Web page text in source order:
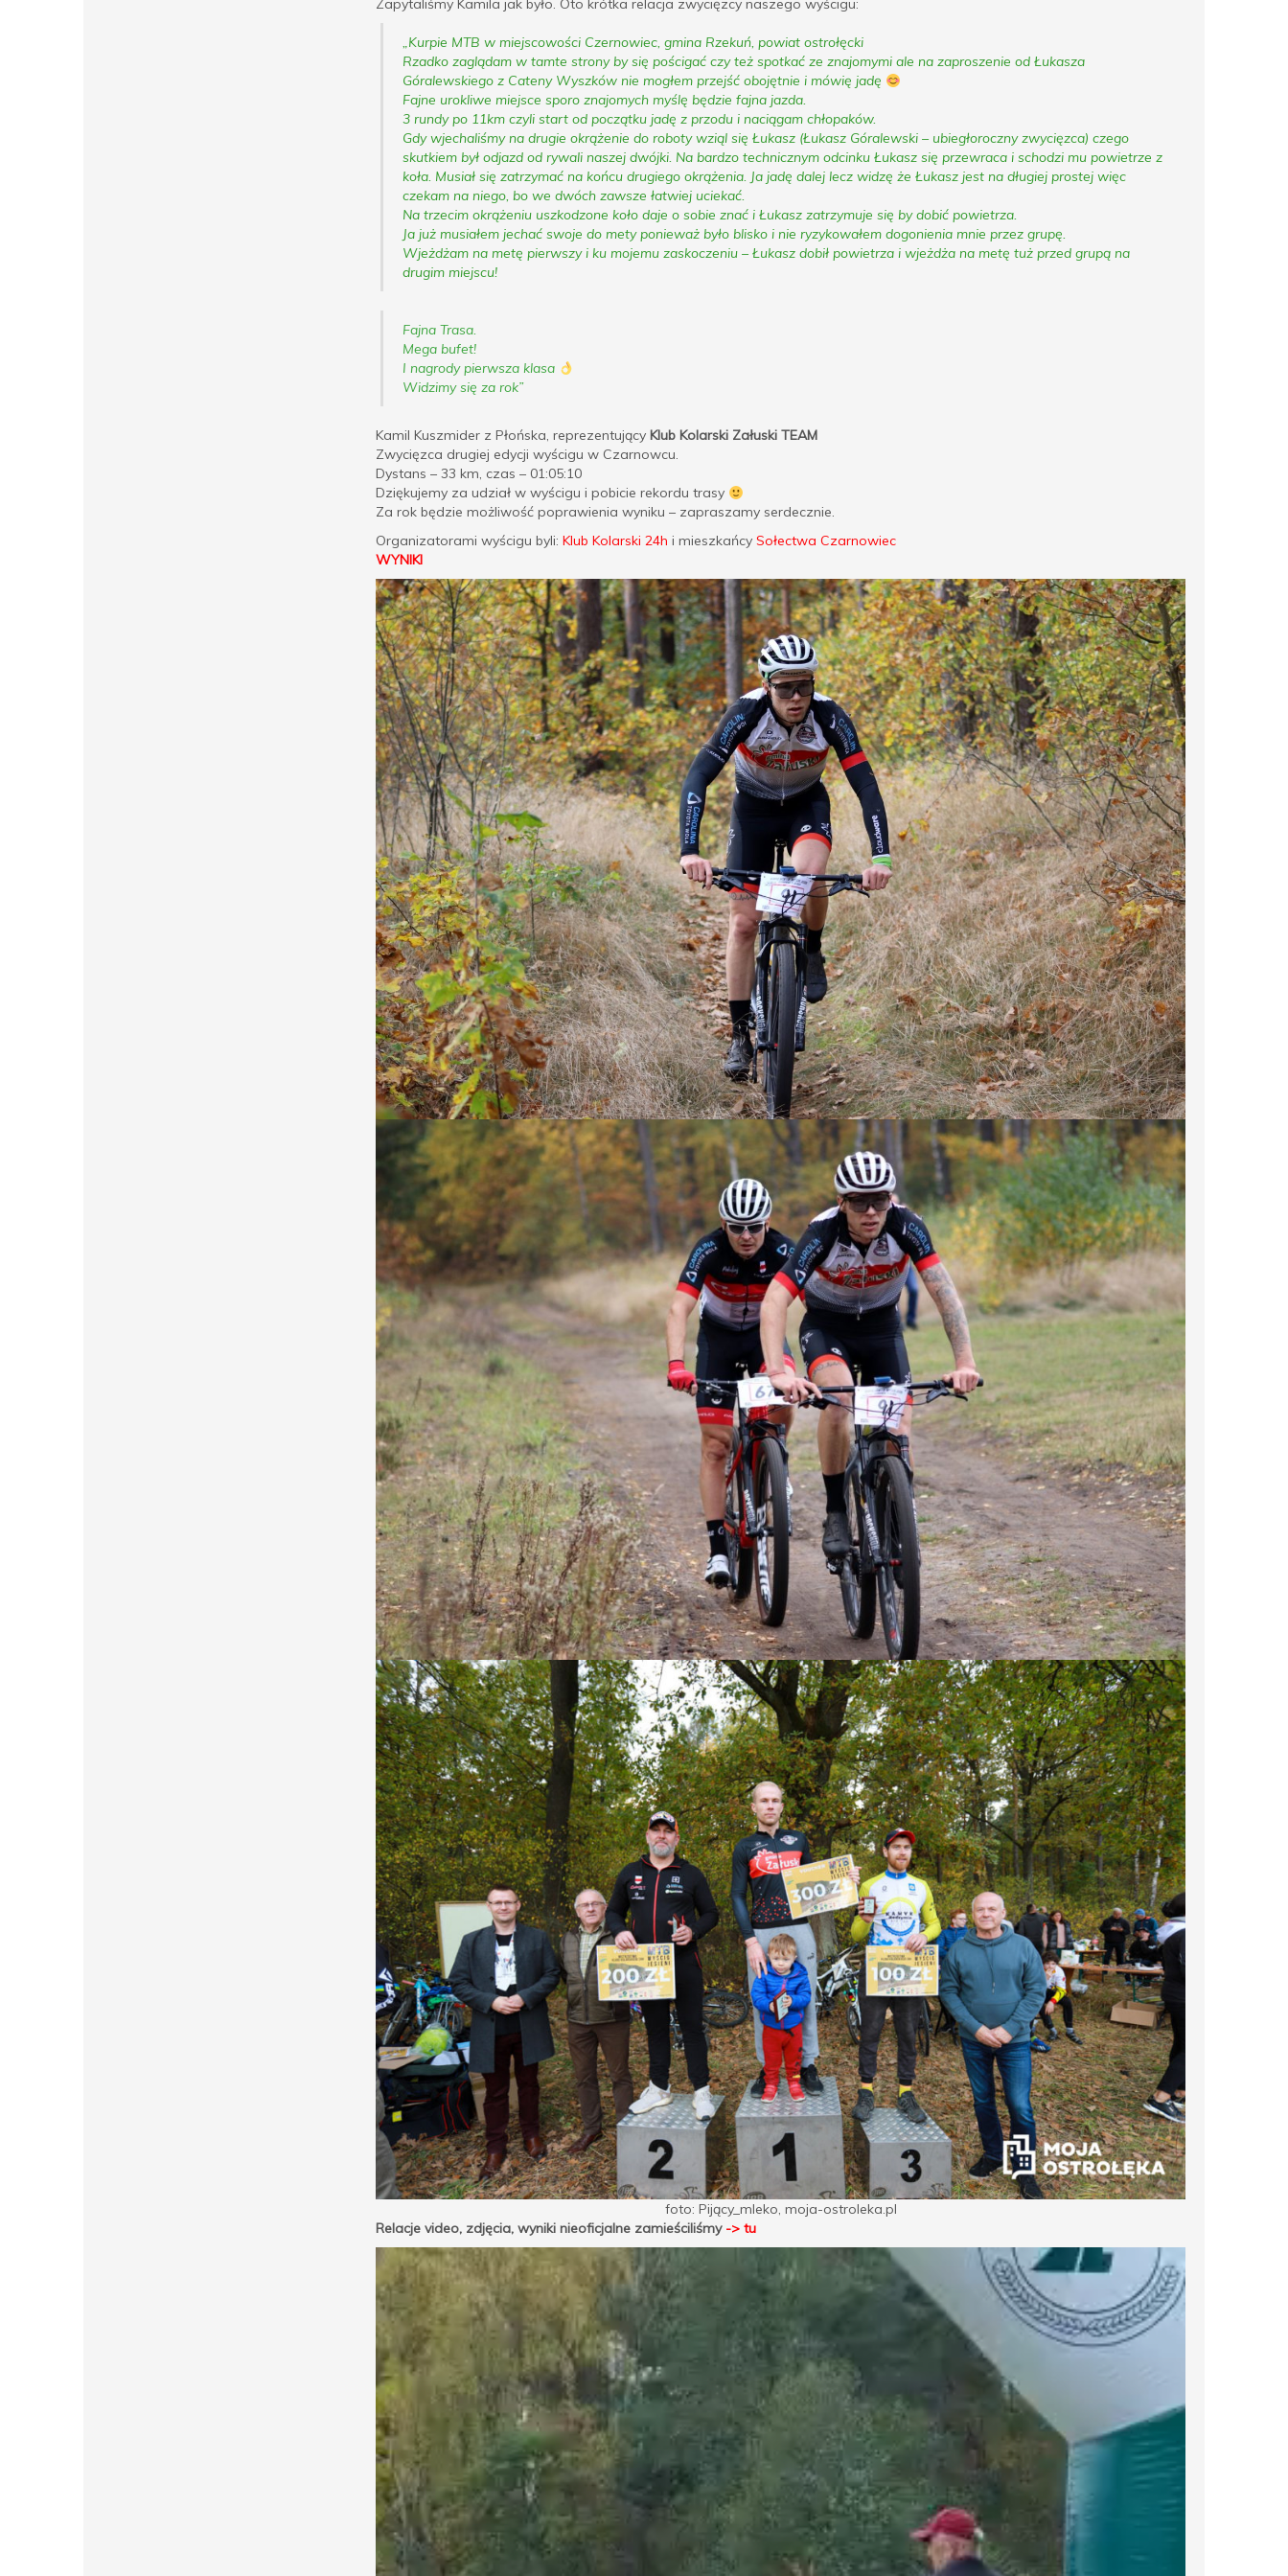
Zapytaliśmy Kamila jak było. Oto krótka relacja zwycięzcy naszego wyścigu:
„Kurpie MTB w miejscowości Czernowiec, gmina Rzekuń, powiat ostrołęcki
Rzadko zaglądam w tamte strony by się pościgać czy też spotkać ze znajomymi ale na zaproszenie od Łukasza
Góralewskiego z Cateny Wyszków nie mogłem przejść obojętnie i mówię jadę
Fajne urokliwe miejsce sporo znajomych myślę będzie fajna jazda.
3 rundy po 11km czyli start od początku jadę z przodu i naciągam chłopaków.
Gdy wjechaliśmy na drugie okrążenie do roboty wziąl się Łukasz (Łukasz Góralewski – ubiegłoroczny zwycięzca) czego
skutkiem był odjazd od rywali naszej dwójki. Na bardzo technicznym odcinku Łukasz się przewraca i schodzi mu powietrze z
koła. Musiał się zatrzymać na końcu drugiego okrążenia. Ja jadę dalej lecz widzę że Łukasz jest na długiej prostej więc
czekam na niego, bo we dwóch zawsze łatwiej uciekać.
Na trzecim okrążeniu uszkodzone koło daje o sobie znać i Łukasz zatrzymuje się by dobić powietrza.
Ja już musiałem jechać swoje do mety ponieważ było blisko i nie ryzykowałem dogonienia mnie przez grupę.
Wjeżdżam na metę pierwszy i ku mojemu zaskoczeniu – Łukasz dobił powietrza i wjeżdża na metę tuż przed grupą na
drugim miejscu!
Fajna Trasa.
Mega bufet!
I nagrody pierwsza klasa
Widzimy się za rok”
Kamil Kuszmider z Płońska, reprezentujący Klub Kolarski Załuski TEAM
Zwycięzca drugiej edycji wyścigu w Czarnowcu.
Dystans – 33 km, czas – 01:05:10
Dziękujemy za udział w wyścigu i pobicie rekordu trasy
Za rok będzie możliwość poprawienia wyniku – zapraszamy serdecznie.
Organizatorami wyścigu byli: Klub Kolarski 24h i mieszkańcy Sołectwa Czarnowiec
WYNIKI
foto: Pijący_mleko, moja-ostroleka.pl
Relacje video, zdjęcia, wyniki nieoficjalne zamieściliśmy -> tu